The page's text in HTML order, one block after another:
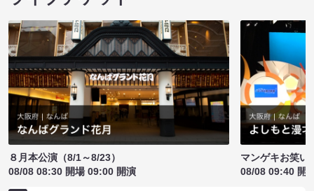
８月本公演（8/1～8/23）
08/08 08:30 開場 09:00 開演
マンゲキお笑い
08/08 09:40 開